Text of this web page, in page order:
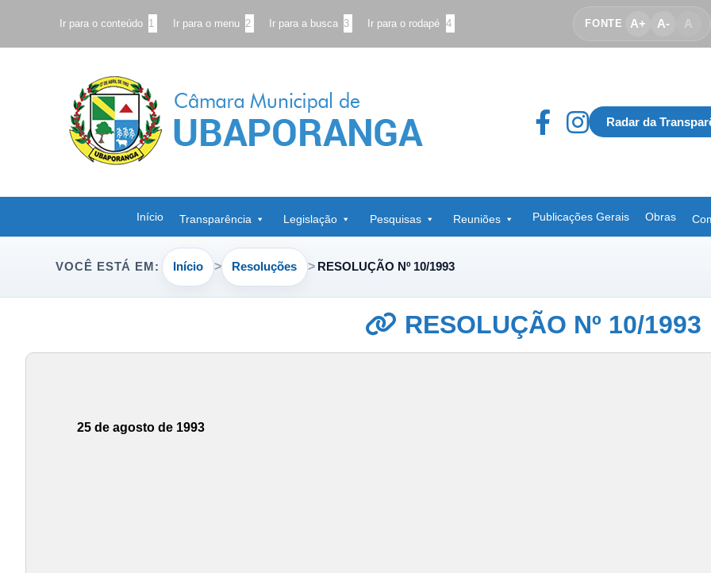
Ir para o conteúdo 1 Ir para o menu 2 Ir para a busca 3 Ir para o rodapé 4 FONTE A+ A- A
Radar da
Início Transparência Legislação Pesquisas Reuniões Publicações Gerais Obras
VOCÊ ESTÁ EM: Início Resoluções RESOLUÇÃO Nº 10/1993
RESOLUÇÃO Nº 10/1993
25 de agosto de 1993